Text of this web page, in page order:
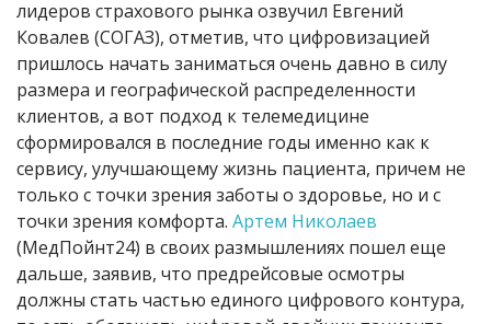
лидеров страхового рынка озвучил Евгений
Ковалев (СОГАЗ), отметив, что цифровизацией
пришлось начать заниматься очень давно в силу
размера и географической распределенности
клиентов, а вот подход к телемедицине
сформировался в последние годы именно как к
сервису, улучшающему жизнь пациента, причем не
только с точки зрения заботы о здоровье, но и с
точки зрения комфорта. Артем Николаев
(МедПойнт24) в своих размышлениях пошел еще
дальше, заявив, что предрейсовые осмотры
должны стать частью единого цифрового контура,